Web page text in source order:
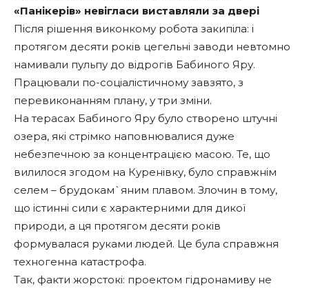
«Панікерів» невігласи виставляли за двері
Після рішення виконкому робота закипіла: і
протягом десяти років цегельні заводи невтомно
намивали пульпу до відрогів Бабиного Яру.
Працювали по-соціалістичному завзято, з
перевиконанням плану, у три зміни.
На терасах Бабиного Яру було створено штучні
озера, які стрімко наповнювалися дуже
небезпечною за концентрацією масою. Те, що
вилилося згодом на Куренівку, було справжнім
селем – брудокам`яним плавом. Злочин в тому,
що істинні сили є характерними для дикої
природи, а ця протягом десяти років
формувалася руками людей. Це була справжня
техногенна катастрофа.
Так, факти жорстокі: проектом гідронамиву не